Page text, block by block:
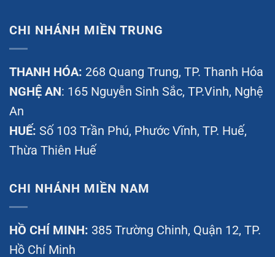
CHI NHÁNH MIỀN TRUNG
THANH HÓA: 268 Quang Trung, TP. Thanh Hóa
NGHỆ AN: 165 Nguyễn Sinh Sắc, TP.Vinh, Nghệ
An
HUẾ: Số 103 Trần Phú, Phước Vĩnh, TP. Huế,
Thừa Thiên Huế
CHI NHÁNH MIỀN NAM
HỒ CHÍ MINH: 385 Trường Chinh, Quận 12, TP.
Hồ Chí Minh